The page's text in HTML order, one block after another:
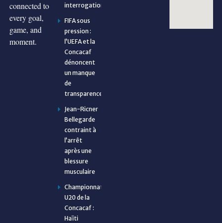
connected to
every goal,
game, and
moment.
interrogations
FIFA sous
pression :
l’UEFA et la
Concacaf
dénoncent
un manque
de
transparence
Jean-Ricner
Bellegarde
contraint à
l’arrêt
après une
blessure
musculaire
Championnat
U20 de la
Concacaf :
Haïti